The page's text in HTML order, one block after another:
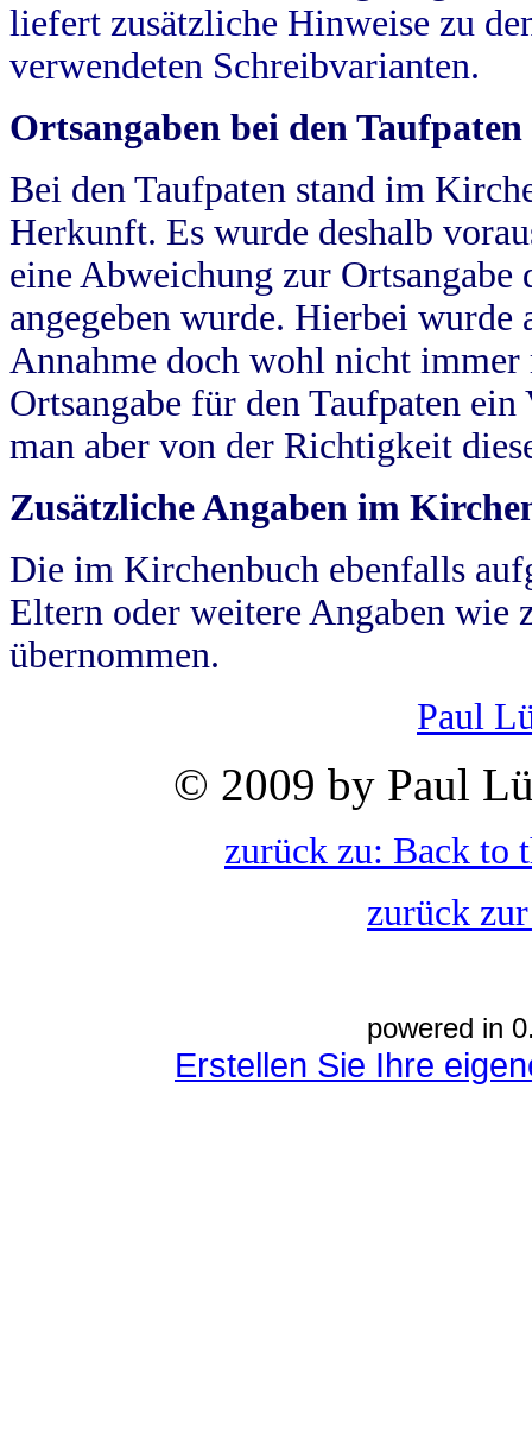
liefert zusätzliche Hinweise zu
verwendeten Schreibvarianten.
Ortsangaben bei den Taufpaten
Bei den Taufpaten stand im
Herkunft. Es wurde deshalb
eine Abweichung zur
angegeben wurde. Hierbei wurde
Annahme doch wohl nicht
Ortsangabe für den Taufpaten
man aber von der Richtigkeit
Zusätzliche Angaben im
Die im Kirchenbuch ebenfalls
Eltern oder weitere Angaben wie
übernommen.
Paul
© 2009 by Paul
zurück zu: Back to
zurück
powered in
Erstellen Sie Ihre